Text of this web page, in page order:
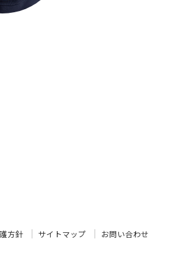
方針 サイトマップ お問い合わせ